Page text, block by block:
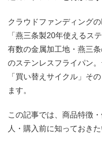
クラウドファンディング
「燕三条製20年使えるス
有数の金属加工地・燕三
のステンレスフライパン
「買い替えサイクル」そ
ます。
この記事では、商品特徴
人・購入前に知っておき